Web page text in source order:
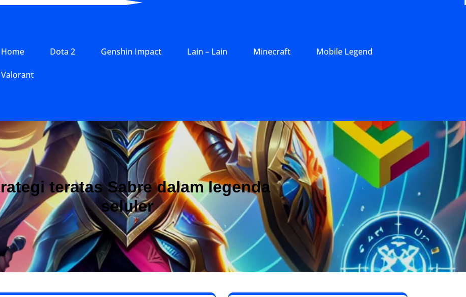
Home Dota 2 Genshin Impact Lain – Lain Minecraft Mobile Legend
Valorant
teratas Sabre dalam legenda
seluler